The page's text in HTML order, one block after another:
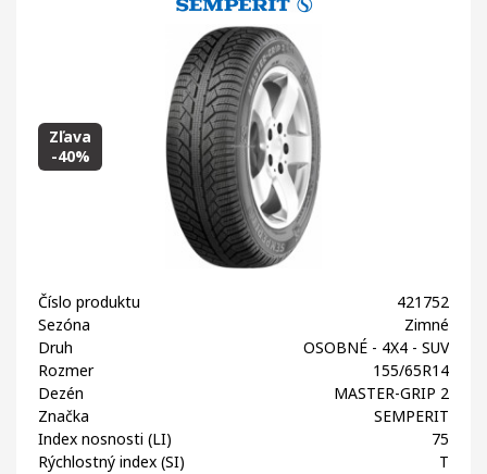
Zľava
-40%
Číslo produktu
421752
Sezóna
Zimné
Druh
OSOBNÉ - 4X4 - SUV
Rozmer
155/65R14
Dezén
MASTER-GRIP 2
Značka
SEMPERIT
Index nosnosti (LI)
75
Rýchlostný index (SI)
T